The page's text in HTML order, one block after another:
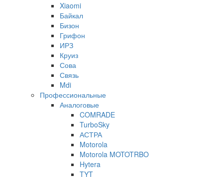
Xiaomi
Байкал
Бизон
Грифон
ИРЗ
Круиз
Сова
Связь
Mdi
Профессиональные
Аналоговые
COMRADE
TurboSky
АСТРА
Motorola
Motorola MOTOTRBO
Hytera
TYT